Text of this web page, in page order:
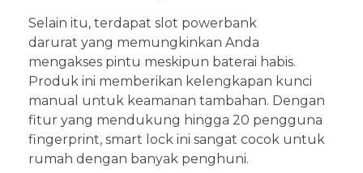
Selain itu, terdapat slot powerbank
darurat yang memungkinkan Anda
mengakses pintu meskipun baterai habis.
Produk ini memberikan kelengkapan kunci
manual untuk keamanan tambahan. Dengan
fitur yang mendukung hingga 20 pengguna
fingerprint, smart lock ini sangat cocok untuk
rumah dengan banyak penghuni.